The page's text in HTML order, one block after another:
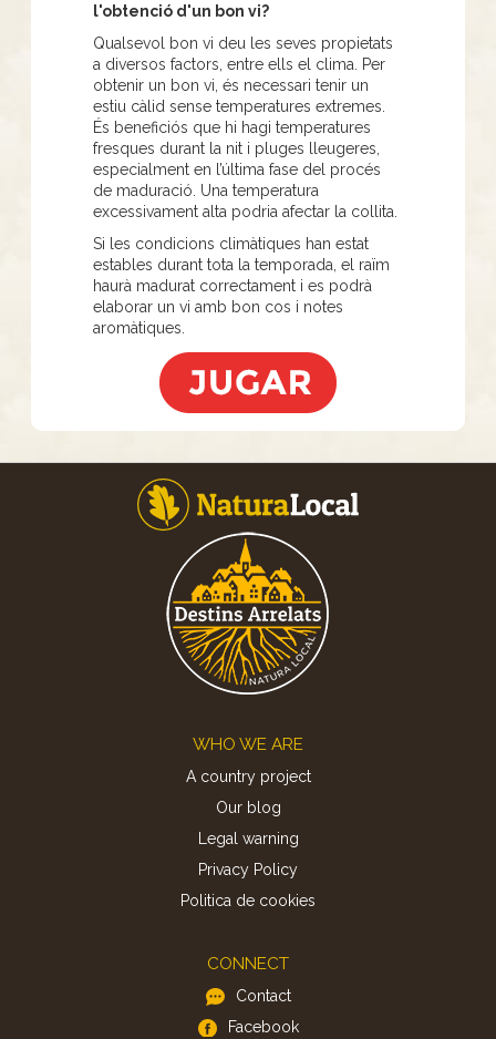
l'obtenció d'un bon vi?
Qualsevol bon vi deu les seves propietats
a diversos factors, entre ells el clima. Per
obtenir un bon vi, és necessari tenir un
estiu càlid sense temperatures extremes.
És beneficiós que hi hagi temperatures
fresques durant la nit i pluges lleugeres,
especialment en l’última fase del procés
de maduració. Una temperatura
excessivament alta podria afectar la collita.
Si les condicions climàtiques han estat
estables durant tota la temporada, el raïm
haurà madurat correctament i es podrà
elaborar un vi amb bon cos i notes
aromàtiques.
WHO WE ARE
A country project
Our blog
Legal warning
Privacy Policy
Politica de cookies
CONNECT
Contact
Facebook